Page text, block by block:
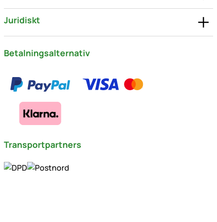
Juridiskt
Betalningsalternativ
Transportpartners